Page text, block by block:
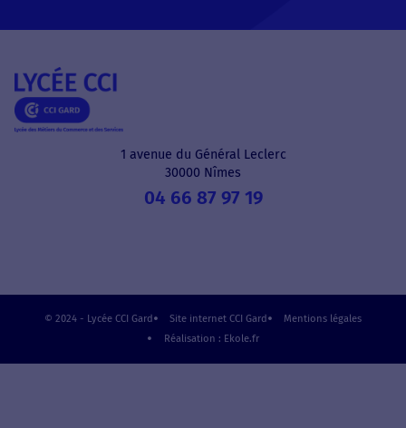
1 avenue du Général Leclerc
30000 Nîmes
04 66 87 97 19
© 2024 - Lycée CCI Gard Site internet CCI Gard
Mentions légales
Réalisation : Ekole.fr